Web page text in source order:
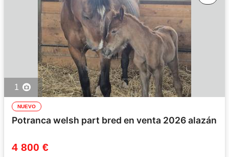
1
NUEVO
Potranca welsh part bred en venta 2026 alazán
4 800 €